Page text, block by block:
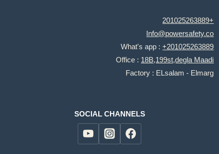
+201025263889
Info@powersafety.co
What's app :+201025263889
Office : 18B,199st,degla Maadi
Factory : ELsalam - Elmarg
SOCIAL CHANNELS